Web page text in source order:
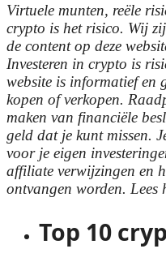
Virtuele munten, reële
crypto is het risico. Wij
de content op deze
Investeren in crypto is
website is informatief en
kopen of verkopen.
maken van financiële
geld dat je kunt missen.
voor je eigen
affiliate verwijzingen en
ontvangen worden. Lees
Top 10